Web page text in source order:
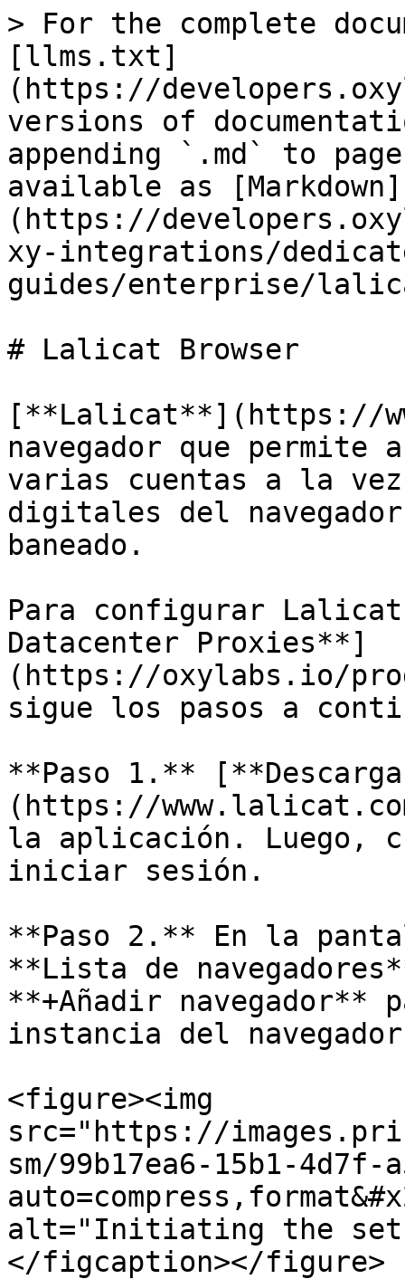
> For the complete
[llms.txt]
(https://
versions of
appending `.md` to
available as [Markdown]
(https://
xy-integrations/
guides/enterprise/
# Lalicat Browser
[**Lalicat**](https://
navegador que
varias cuentas a la
digitales del
baneado.
Para configurar
Datacenter Proxies**]
(https://oxylabs.io/
sigue los pasos a
**Paso 1.**
(https://
la aplicación. Luego,
iniciar sesión.
**Paso 2.** En la
**Lista de
**+Añadir navegador**
instancia del
<figure><img
src="https://
sm/99b17ea6-15b1-4d7f-
alt="Initiating the
</figcaption></figure>